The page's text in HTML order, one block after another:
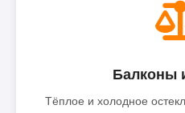
Балконы
Тёплое и холодное